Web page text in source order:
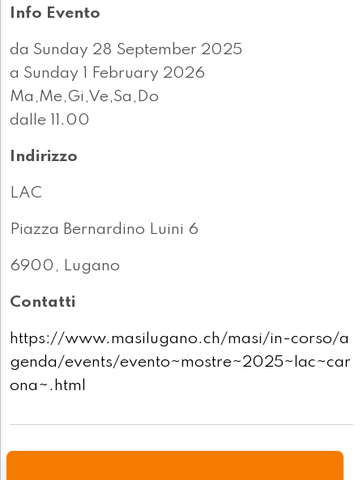
Info Evento
da Sunday 28 September 2025
a Sunday 1 February 2026
Ma,Me,Gi,Ve,Sa,Do
dalle 11.00
Indirizzo
LAC
Piazza Bernardino Luini 6
6900, Lugano
Contatti
https://www.masilugano.ch/masi/in-corso/a
genda/events/evento~mostre~2025~lac~car
ona~.html